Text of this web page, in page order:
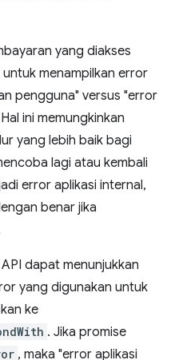
yang diakses
menampilkan error
pengguna" versus "error
ini memungkinkan
yang lebih baik bagi
lagi atau kembali
error aplikasi internal,
benar jika
dapat menunjukkan
yang digunakan untuk
ke
. Jika promise
, maka "error aplikasi